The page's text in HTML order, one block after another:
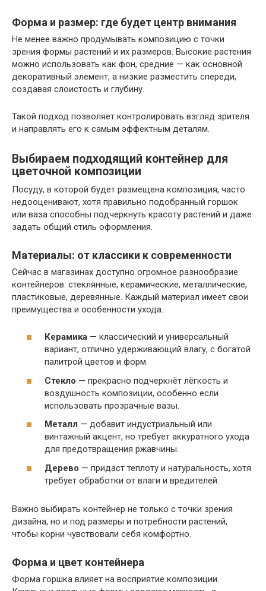
Форма и размер: где будет центр внимания
Не менее важно продумывать композицию с точки
зрения формы растений и их размеров. Высокие растения
можно использовать как фон, средние — как основной
декоративный элемент, а низкие разместить спереди,
создавая слоистость и глубину.
Такой подход позволяет контролировать взгляд зрителя
и направлять его к самым эффектным деталям.
Выбираем подходящий контейнер для
цветочной композиции
Посуду, в которой будет размещена композиция, часто
недооценивают, хотя правильно подобранный горшок
или ваза способны подчеркнуть красоту растений и даже
задать общий стиль оформления.
Материалы: от классики к современности
Сейчас в магазинах доступно огромное разнообразие
контейнеров: стеклянные, керамические, металлические,
пластиковые, деревянные. Каждый материал имеет свои
преимущества и особенности ухода.
Керамика — классический и универсальный
вариант, отлично удерживающий влагу, с богатой
палитрой цветов и форм.
Стекло — прекрасно подчеркнёт лёгкость и
воздушность композиции, особенно если
использовать прозрачные вазы.
Металл — добавит индустриальный или
винтажный акцент, но требует аккуратного ухода
для предотвращения ржавчины.
Дерево — придаст теплоту и натуральность, хотя
требует обработки от влаги и вредителей.
Важно выбирать контейнер не только с точки зрения
дизайна, но и под размеры и потребности растений,
чтобы корни чувствовали себя комфортно.
Форма и цвет контейнера
Форма горшка влияет на восприятие композиции.